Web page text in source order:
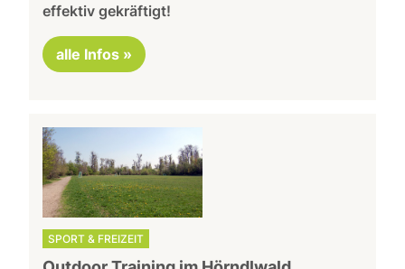
effektiv gekräftigt!
alle Infos »
SPORT & FREIZEIT